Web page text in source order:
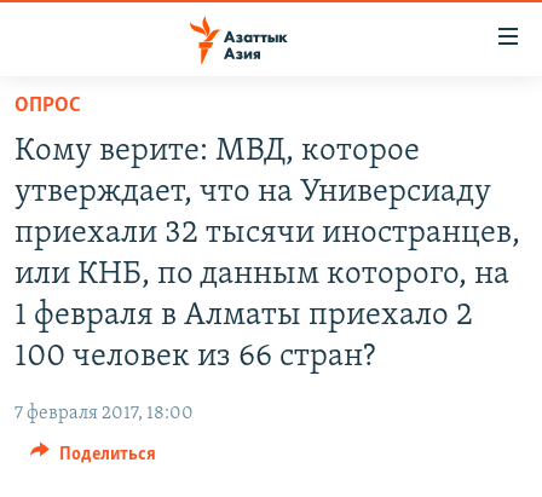
Вернуться
основному
содержанию
Вернутся
главной
навигации
Вернутся
поиску
КАЗАХСТАН
УЗБЕКИСТАН
ТАДЖИКИСТАН
НОВОСТИ
ВОЙНА В УКРАИНЕ
НА ДРУГИХ ЯЗЫКАХ
ҚАЗАҚША
КЫРГЫЗЧА
ПОДПИШИТЕСЬ НА НАС В СОЦСЕТЯХ
Все сайты РСЕ/РС
ОПРОС
Кому верите: МВД, которое
утверждает, что на Универсиаду
приехали 32 тысячи иностранцев,
или КНБ, по данным которого, на
1 февраля в Алматы приехало 2
100 человек из 66 стран?
7 февраля 2017, 18:00
Поделиться